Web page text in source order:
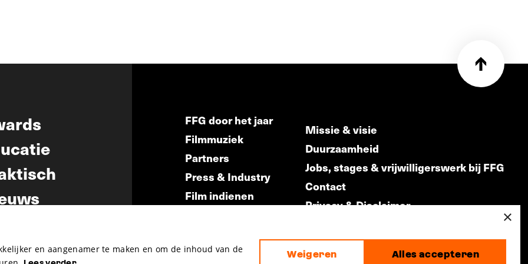
FFG door het jaar
Filmmuziek
Partners
Press & Industry
Film indienen
Missie & visie
Duurzaamheid
Jobs, stages & vrijwilligerswerk bij FFG
Contact
Privacy & Disclaimer
×
en aangenamer te maken en om de inhoud van de
Alles accepteren
Weigeren